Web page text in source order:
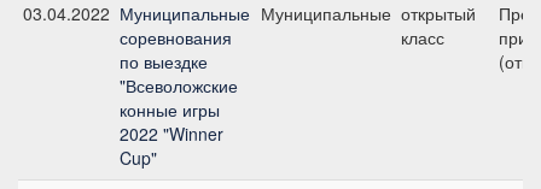
03.04.2022 Муниципальные
соревнования
по выездке
"Всеволожские
конные игры
2022 "Winner
Cup"
Муниципальные открытый
класс